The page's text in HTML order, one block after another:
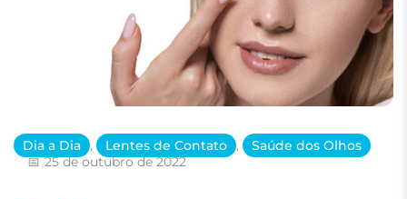
Dia a Dia , Lentes de Contato ,
Saúde dos Olhos
25 de outubro de 2022